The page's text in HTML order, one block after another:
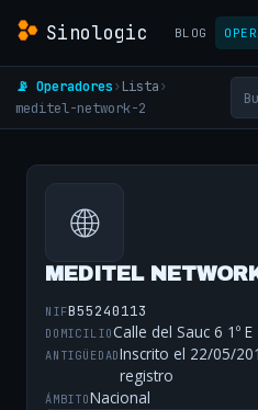
Sinologic BLOG
📡 Operadores› Lista›
meditel-network-2
🌐
MEDITEL
NIFB55240113
DOMICILIOCalle del Sauc 6 1º
ANTIGÜEDADInscrito el 22/05/
registro
ÁMBITONacional